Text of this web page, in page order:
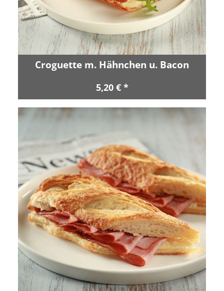
Croguette m. Hähnchen u. Bacon
5,20 € *